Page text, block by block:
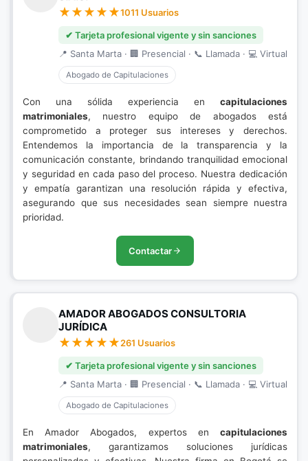
1011 Usuarios
✔ Tarjeta profesional vigente y sin sanciones
📍 Santa Marta · 🏢 Presencial · 📞 Llamada · 💻 Virtual
Abogado de Capitulaciones
Con una sólida experiencia en capitulaciones
matrimoniales, nuestro equipo de abogados está
comprometido a proteger sus intereses y derechos.
Entendemos la importancia de la transparencia y la
comunicación constante, brindando tranquilidad emocional
y seguridad en cada paso del proceso. Nuestra dedicación
y empatía garantizan una resolución rápida y efectiva,
asegurando que sus necesidades sean siempre nuestra
prioridad.
Contactar
AMADOR ABOGADOS CONSULTORIA
JURÍDICA
261 Usuarios
✔ Tarjeta profesional vigente y sin sanciones
📍 Santa Marta · 🏢 Presencial · 📞 Llamada · 💻 Virtual
Abogado de Capitulaciones
En Amador Abogados, expertos en capitulaciones
matrimoniales, garantizamos soluciones jurídicas